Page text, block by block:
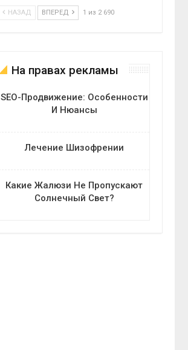
НАЗАД ВПЕРЕД 1 из 2 690
На правах рекламы
SEO-Продвижение: Особенности
И Нюансы
Лечение Шизофрении
Какие Жалюзи Не Пропускают
Солнечный Свет?